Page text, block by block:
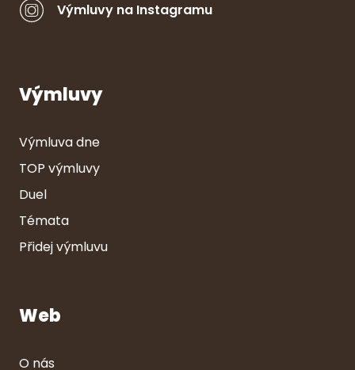
Výmluvy na Instagramu
Výmluvy
Výmluva dne
TOP výmluvy
Duel
Témata
Přidej výmluvu
Web
O nás